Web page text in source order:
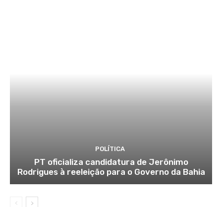
POLÍTICA
PT oficializa candidatura de Jerônimo
Rodrigues à reeleição para o Governo da Bahia